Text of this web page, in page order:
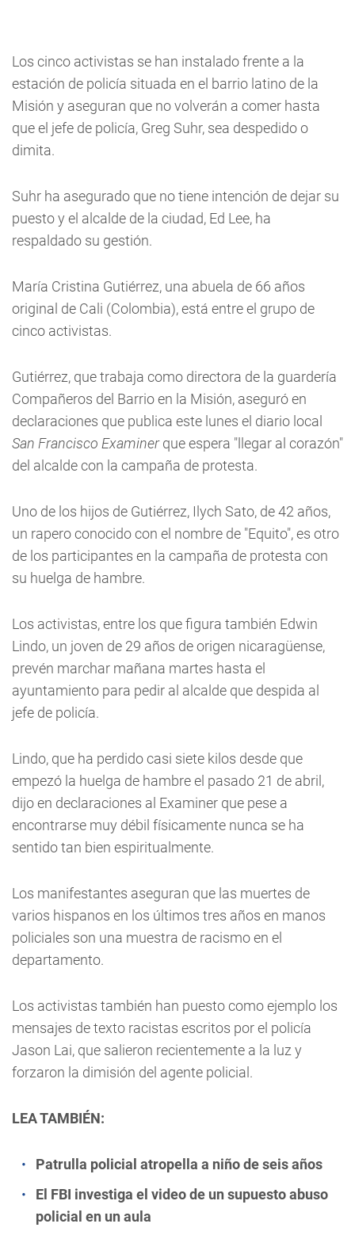
Los cinco activistas se han instalado frente a la
estación de policía situada en el barrio latino de la
Misión y aseguran que no volverán a comer hasta
que el jefe de policía, Greg Suhr, sea despedido o
dimita.
Suhr ha asegurado que no tiene intención de dejar su
puesto y el alcalde de la ciudad, Ed Lee, ha
respaldado su gestión.
María Cristina Gutiérrez, una abuela de 66 años
original de Cali (Colombia), está entre el grupo de
cinco activistas.
Gutiérrez, que trabaja como directora de la guardería
Compañeros del Barrio en la Misión, aseguró en
declaraciones que publica este lunes el diario local
San Francisco Examinerque espera "llegar al corazón"
del alcalde con la campaña de protesta.
Uno de los hijos de Gutiérrez, Ilych Sato, de 42 años,
un rapero conocido con el nombre de "Equito", es otro
de los participantes en la campaña de protesta con
su huelga de hambre.
Los activistas, entre los que figura también Edwin
Lindo, un joven de 29 años de origen nicaragüense,
prevén marchar mañana martes hasta el
ayuntamiento para pedir al alcalde que despida al
jefe de policía.
Lindo, que ha perdido casi siete kilos desde que
empezó la huelga de hambre el pasado 21 de abril,
dijo en declaraciones al Examiner que pese a
encontrarse muy débil físicamente nunca se ha
sentido tan bien espiritualmente.
Los manifestantes aseguran que las muertes de
varios hispanos en los últimos tres años en manos
policiales son una muestra de racismo en el
departamento.
Los activistas también han puesto como ejemplo los
mensajes de texto racistas escritos por el policía
Jason Lai, que salieron recientemente a la luz y
forzaron la dimisión del agente policial.
LEA TAMBIÉN:
Patrulla policial atropella a niño de seis años
El FBI investiga el video de un supuesto abuso
policial en un aula